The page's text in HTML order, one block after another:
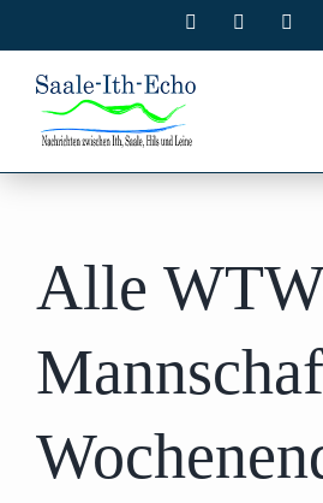
Inhalt
springen
Facebook
Alle